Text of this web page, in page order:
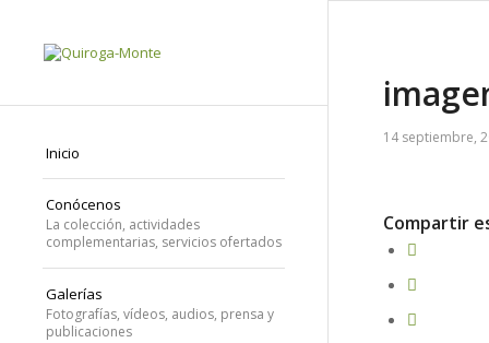
Inicio
Conócenos
La colección, actividades
complementarias, servicios ofertados
Galerías
Fotografías, vídeos, audios, prensa y
publicaciones
14 septiembre,
Compartir